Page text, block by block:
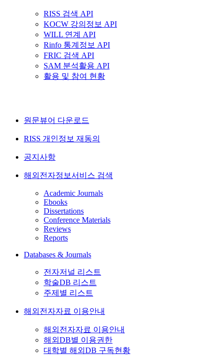
RISS 검색 API
KOCW 강의정보 API
WILL 연계 API
Rinfo 통계정보 API
FRIC 검색 API
SAM 분석활용 API
활용 및 참여 현황
원문뷰어 다운로드
RISS 개인정보 재동의
공지사항
해외전자정보서비스 검색
Academic Journals
Ebooks
Dissertations
Conference Materials
Reviews
Reports
Databases & Journals
전자저널 리스트
학술DB 리스트
주제별 리스트
해외전자자료 이용안내
해외전자자료 이용안내
해외DB별 이용권한
대학별 해외DB 구독현황